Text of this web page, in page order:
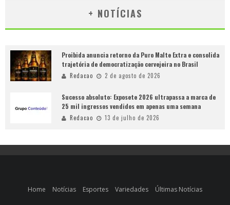
+ NOTÍCIAS
Proibida anuncia retorno da Puro Malte Extra e consolida
trajetória de democratização cervejeira no Brasil
Redacao 2 de agosto de 2026
Sucesso absoluto: Exposete 2026 ultrapassa a marca de
25 mil ingressos vendidos em apenas uma semana
Redacao 13 de julho de 2026
Home Notícias Esportes Variedades Últimas Notícias